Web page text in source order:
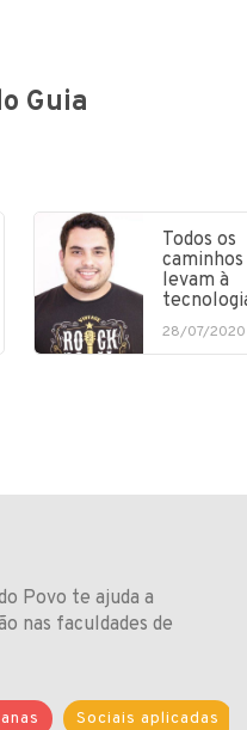
Guia
Todos os
caminhos
levam à
28/07/2020
Povo te ajuda a
nas faculdades de
Sociais aplicadas